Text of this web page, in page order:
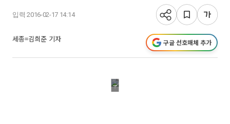
입력 2016-02-17 14:14
세종=김희준 기자 구글 선호매체 추가